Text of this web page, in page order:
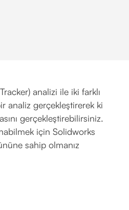
analizi ile iki farklı
analiz gerçekleştirerek ki
gerçekleştirebilirsiniz.
için Solidworks
sahip olmanız